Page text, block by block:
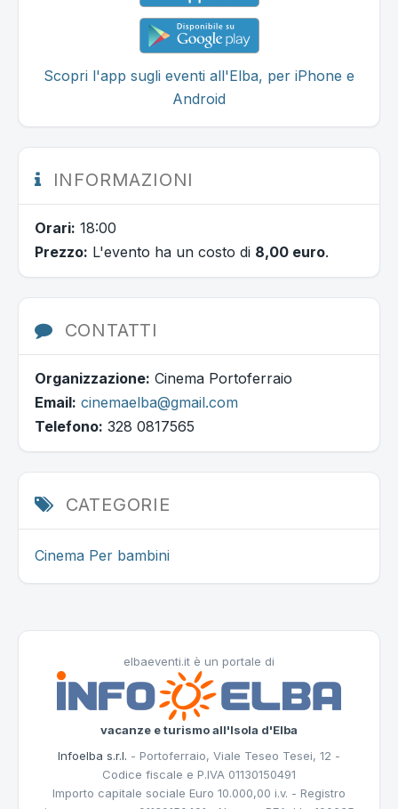
Scopri l'app sugli eventi all'Elba, per iPhone e
Android
INFORMAZIONI
Orari: 18:00
Prezzo: L'evento ha un costo di 8,00 euro.
CONTATTI
Organizzazione: Cinema Portoferraio
Email: cinemaelba@gmail.com
Telefono: 328 0817565
CATEGORIE
Cinema Per bambini
elbaeventi.it è un portale di
vacanze e turismo all'Isola d'Elba
Infoelba s.r.l. - Portoferraio, Viale Teseo Tesei, 12 -
Codice fiscale e P.IVA 01130150491
Importo capitale sociale Euro 10.000,00 i.v. - Registro